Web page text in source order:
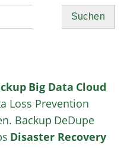
Big Data Cloud
Loss Prevention
Backup DeDupe
Disaster Recovery